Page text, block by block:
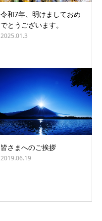
令和7年、明けましておめ
でとうございます。
2025.01.3
皆さまへのご挨拶
2019.06.19